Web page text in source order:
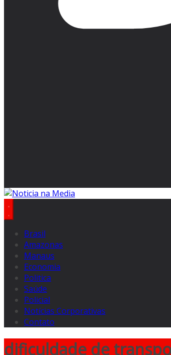
Brasil
Amazonas
Manaus
Economia
Politica
Saúde
Policial
Notícias Corporativas
Contato
dificuldade de